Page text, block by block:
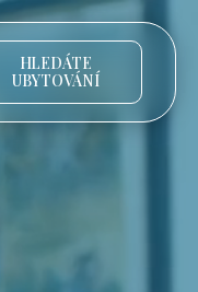
HLEDÁTE
UBYTOVÁNÍ